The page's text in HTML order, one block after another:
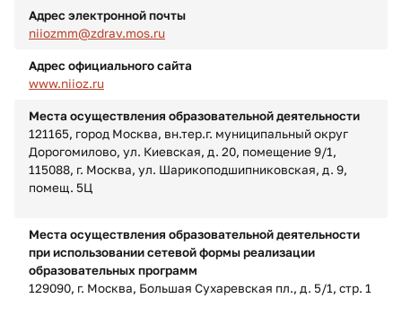
Адрес электронной почты
niiozmm@zdrav.mos.ru
Адрес официального сайта
www.niioz.ru
Места осуществления образовательной деятельности
121165, город Москва, вн.тер.г. муниципальный округ
Дорогомилово, ул. Киевская, д. 20, помещение 9/1,
115088, г. Москва, ул. Шарикоподшипниковская, д. 9,
помещ. 5Ц
Места осуществления образовательной деятельности
при использовании сетевой формы реализации
образовательных программ
129090, г. Москва, Большая Сухаревская пл., д. 5/1, стр. 1